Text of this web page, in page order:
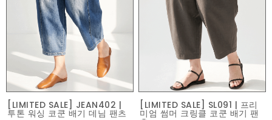
[LIMITED SALE] JEAN402 |
투톤 워싱 코쿤 배기 데님 팬츠
[LIMITED SALE] SL091 | 프리
미엄 썸머 크링클 코쿤 배기 팬